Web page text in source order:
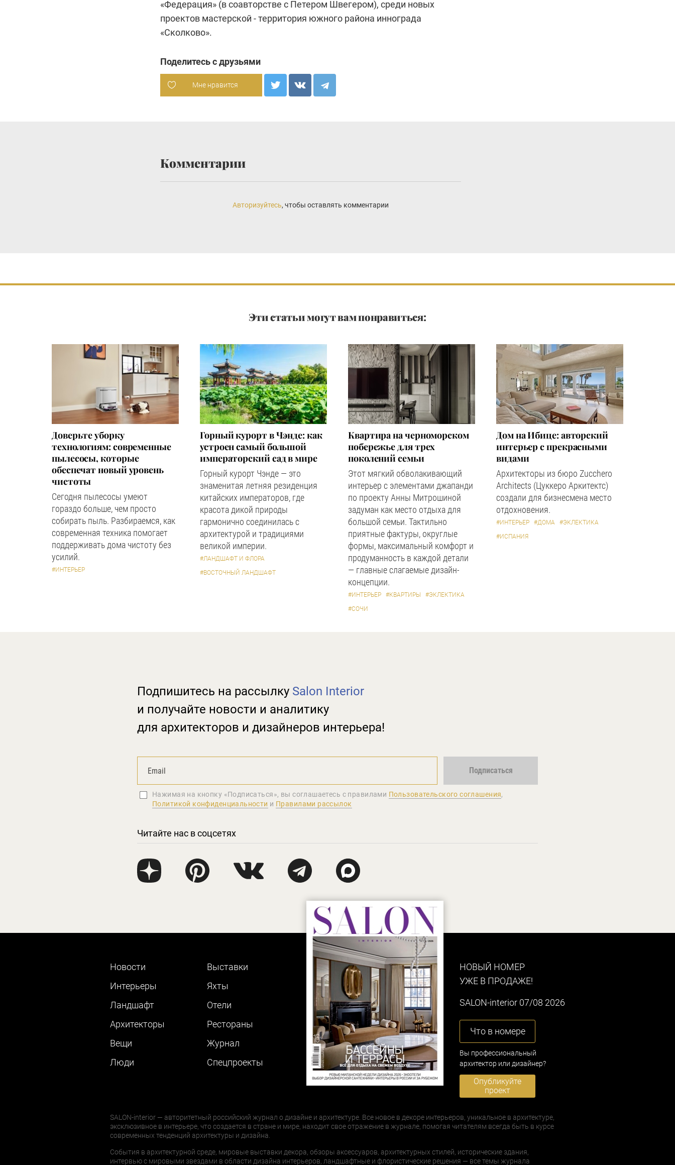
«Федерация» (в соавторстве с Петером Швегером), среди новых
проектов мастерской - территория южного района иннограда
«Сколково».
Поделитесь с друзьями
Мне нравится
Комментарии
Авторизуйтесь, чтобы оставлять комментарии
Эти статьи могут вам понравиться:
Доверьте уборку
технологиям: современные
пылесосы, которые
обеспечат новый уровень
чистоты
Сегодня пылесосы умеют
гораздо больше, чем просто
собирать пыль. Разбираемся, как
современная техника помогает
поддерживать дома чистоту без
усилий.
#ИНТЕРЬЕР
Горный курорт в Чэнде: как
устроен самый большой
императорский сад в мире
Горный курорт Чэнде — это
знаменитая летняя резиденция
китайских императоров, где
красота дикой природы
гармонично соединилась с
архитектурой и традициями
великой империи.
#ЛАНДШАФТ И ФЛОРА
#ВОСТОЧНЫЙ ЛАНДШАФТ
Квартира на черноморском
побережье для трех
поколений семьи
Этот мягкий обволакивающий
интерьер с элементами джапанди
по проекту Анны Митрошиной
задуман как место отдыха для
большой семьи. Тактильно
приятные фактуры, округлые
формы, максимальный комфорт и
продуманность в каждой детали
— главные слагаемые дизайн-
концепции.
#ИНТЕРЬЕР #КВАРТИРЫ
#ЭКЛЕКТИКА
#СОЧИ
Дом на Ибице: авторский
интерьер с прекрасными
видами
Архитекторы из бюро Zucchero
Architects (Цуккеро Аркитектс)
создали для бизнесмена место
отдохновения.
#ИНТЕРЬЕР #ДОМА
#ЭКЛЕКТИКА
#ИСПАНИЯ
Подпишитесь на рассылку Salon Interior
и получайте новости и аналитику
для архитекторов и дизайнеров интерьера!
Подписаться
Нажимая на кнопку «Подписаться», вы соглашаетеcь с правилами Пользовательского соглашения,
Политикой конфиденциальности и Правилами рассылок
Читайте нас в соцсетях
Новости
Интерьеры
Ландшафт
Архитекторы
Вещи
Люди
Выставки
Яхты
Отели
Рестораны
Журнал
Cпецпроекты
НОВЫЙ НОМЕР
УЖЕ В ПРОДАЖЕ!
SALON-interior 07/08 2026
Что в номере
Вы профессиональный
архитектор или дизайнер?
Опубликуйте
проект
SALON-interior — авторитетный российский журнал о дизайне и архитектуре. Все новое в декоре интерьеров, уникальное в архитектуре,
эксклюзивное в интерьере, что создается в стране и мире, находит свое отражение в журнале, помогая читателям всегда быть в курсе
современных тенденций архитектуры и дизайна.
События в архитектурной среде, мировые выставки декора, обзоры аксессуаров, архитектурных стилей, исторические здания,
интервью с мировыми звездами в области дизайна интерьеров, ландшафтные и флористические решения — все темы журнала